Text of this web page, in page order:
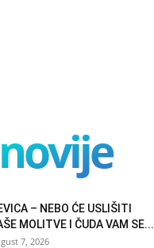
– NEBO ĆE USLIŠITI
MOLITVE I ČUDA VAM SE...
7, 2026